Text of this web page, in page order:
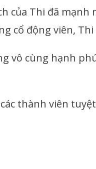
Thi đã mạnh
cổ động viên,
vô cùng hạnh
thành viên